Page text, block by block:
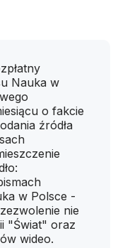
Nauka w
o fakcie
źródła
w Polsce -
nie
"Świat" oraz
wideo.